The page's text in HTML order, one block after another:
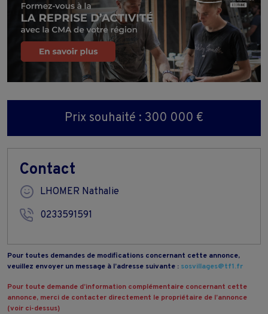
Prix souhaité : 300 000 €
Contact
LHOMER Nathalie
0233591591
Pour toutes demandes de modifications concernant cette annonce,
veuillez envoyer un message à l’adresse suivante : sosvillages@tf1.fr
Pour toute demande d’information complémentaire concernant cette
annonce, merci de contacter directement le propriétaire de l’annonce
(voir ci-dessus)